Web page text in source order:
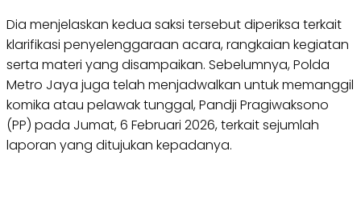
Dia menjelaskan kedua saksi tersebut diperiksa terkait
klarifikasi penyelenggaraan acara, rangkaian kegiatan
serta materi yang disampaikan. Sebelumnya, Polda
Metro Jaya juga telah menjadwalkan untuk memanggil
komika atau pelawak tunggal, Pandji Pragiwaksono
(PP) pada Jumat, 6 Februari 2026, terkait sejumlah
laporan yang ditujukan kepadanya.